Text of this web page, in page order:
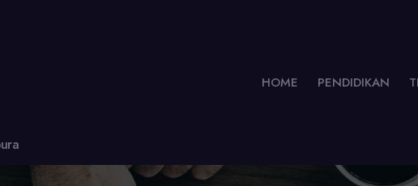
HOME PENDIDIKAN